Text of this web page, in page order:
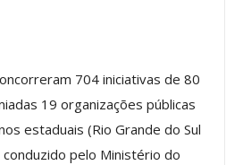
704 iniciativas de 80
19 organizações públicas
estaduais (Rio Grande do Sul
pelo Ministério do
IMPRENSA